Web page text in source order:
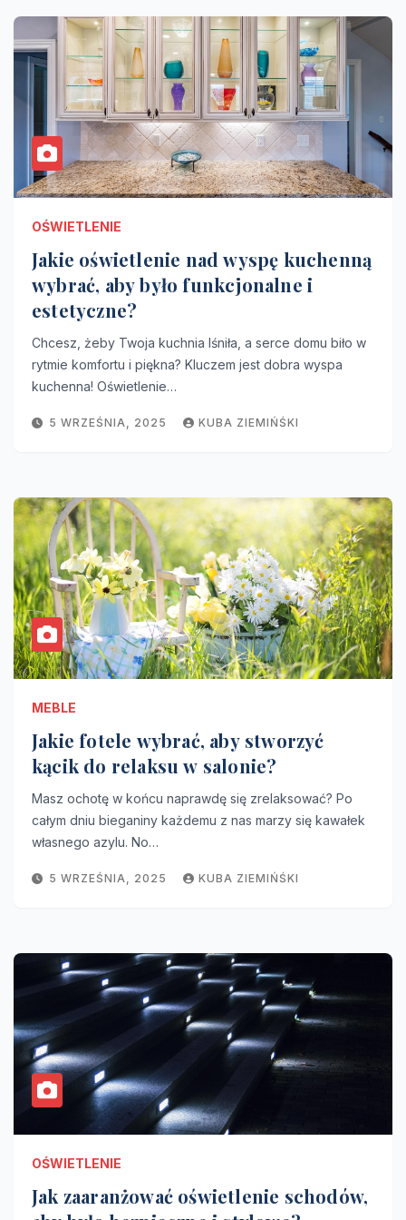
OŚWIETLENIE
Jakie oświetlenie nad wyspę kuchenną
wybrać, aby było funkcjonalne i
estetyczne?
Chcesz, żeby Twoja kuchnia lśniła, a serce domu biło w
rytmie komfortu i piękna? Kluczem jest dobra wyspa
kuchenna! Oświetlenie…
5 WRZEŚNIA, 2025 KUBA ZIEMIŃŚKI
MEBLE
Jakie fotele wybrać, aby stworzyć
kącik do relaksu w salonie?
Masz ochotę w końcu naprawdę się zrelaksować? Po
całym dniu bieganiny każdemu z nas marzy się kawałek
własnego azylu. No…
5 WRZEŚNIA, 2025 KUBA ZIEMIŃŚKI
OŚWIETLENIE
Jak zaaranżować oświetlenie schodów,